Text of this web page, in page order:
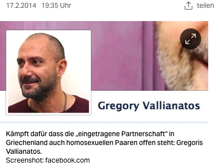
sport
berlin
nord
wahrheit
verlag
verlag
veranstaltungen
17.2.2014 19:35 Uhr teilen
Kämpft dafür dass die „eingetragene Partnerschaft“ in
Griechenland auch homosexuellen Paaren offen steht: Gregoris
Vallianatos.
Screenshot: facebook.com